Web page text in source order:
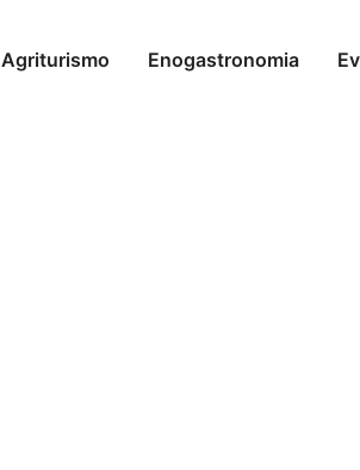
Agriturismo Enogastronomia